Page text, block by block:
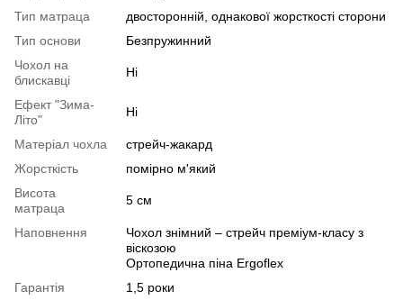
Тип матраца
двосторонній, однакової жорсткості сторони
Тип основи
Безпружинний
Чохол на
блискавці
Ні
Ефект "Зима-
Літо"
Ні
Матеріал чохла
стрейч-жакард
Жорсткість
помірно м'який
Висота
матраца
5 см
Наповнення
Чохол знімний – стрейч преміум-класу з
віскозою
Ортопедична піна Ergoflex
Гарантія
1,5 роки